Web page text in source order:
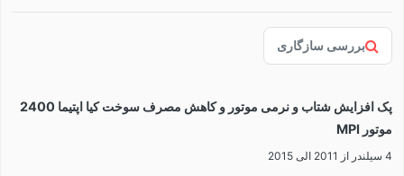
بررسی سازگاری
پک افزایش شتاب و نرمی موتور و کاهش مصرف سوخت کیا اپتیما 2400
موتور MPI
4 سیلندر از 2011 الی 2015